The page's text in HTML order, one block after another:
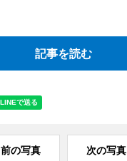
記事を読む
前の写真 次の写真